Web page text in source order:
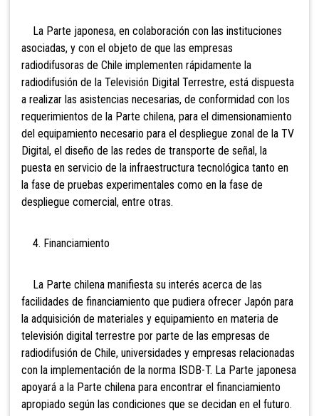
La Parte japonesa, en colaboración con las instituciones
asociadas, y con el objeto de que las empresas
radiodifusoras de Chile implementen rápidamente la
radiodifusión de la Televisión Digital Terrestre, está dispuesta
a realizar las asistencias necesarias, de conformidad con los
requerimientos de la Parte chilena, para el dimensionamiento
del equipamiento necesario para el despliegue zonal de la TV
Digital, el diseño de las redes de transporte de señal, la
puesta en servicio de la infraestructura tecnológica tanto en
la fase de pruebas experimentales como en la fase de
despliegue comercial, entre otras.
4. Financiamiento
La Parte chilena manifiesta su interés acerca de las
facilidades de financiamiento que pudiera ofrecer Japón para
la adquisición de materiales y equipamiento en materia de
televisión digital terrestre por parte de las empresas de
radiodifusión de Chile, universidades y empresas relacionadas
con la implementación de la norma ISDB-T. La Parte japonesa
apoyará a la Parte chilena para encontrar el financiamiento
apropiado según las condiciones que se decidan en el futuro.